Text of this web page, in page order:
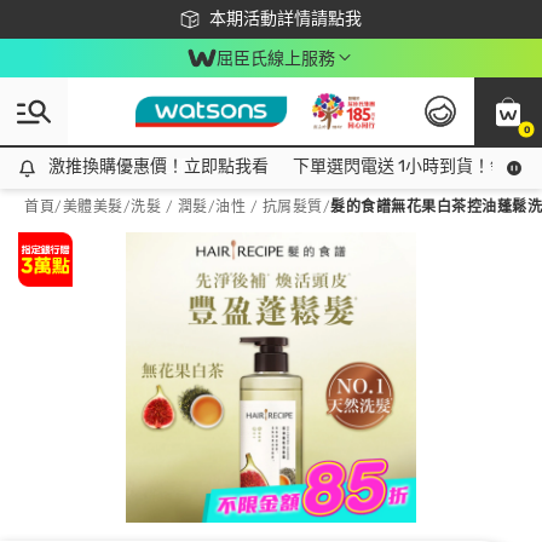
本期活動詳情請點我
下載app最高回饋$350
屈臣氏線上服務
0
激推換購優惠價！立即點我看
激推換購優惠價！立即點我看 下單選閃電送 1小時到貨！領神
首頁/美體美髮/洗髮 / 潤髮/油性 / 抗屑髮質/髮的食譜無花果白茶控油蓬鬆